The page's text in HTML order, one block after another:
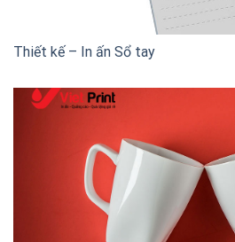
Thiết kế – In ấn Sổ tay